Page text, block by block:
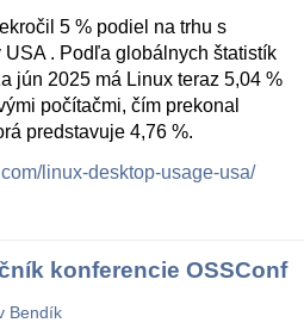
5 % podiel na trhu s
. Podľa globálnych štatistík
jún 2025 má Linux teraz 5,04 %
počítačmi, čím prekonal
predstavuje 4,76 %.
linux-desktop-usage-usa/
konferencie OSSConf
Bendík